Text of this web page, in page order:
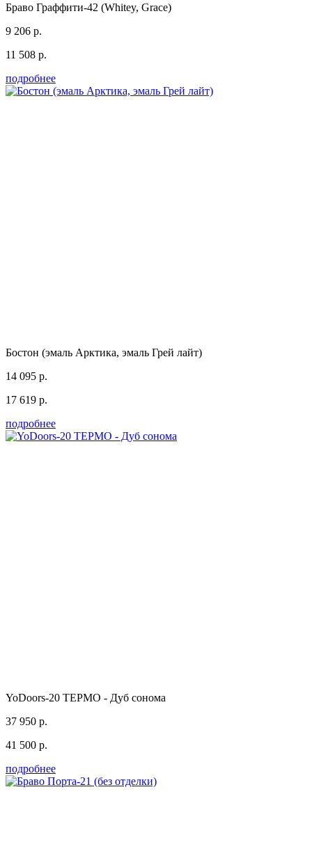
Браво Граффити-42 (Whitey, Grace)
9 206 р.
11 508 р.
подробнее
Бостон (эмаль Арктика, эмаль Грей лайт)
14 095 р.
17 619 р.
подробнее
YoDoors-20 ТЕРМО - Дуб сонома
37 950 р.
41 500 р.
подробнее